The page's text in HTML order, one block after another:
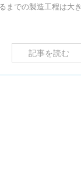
までの製造工程は大き
記事を読む